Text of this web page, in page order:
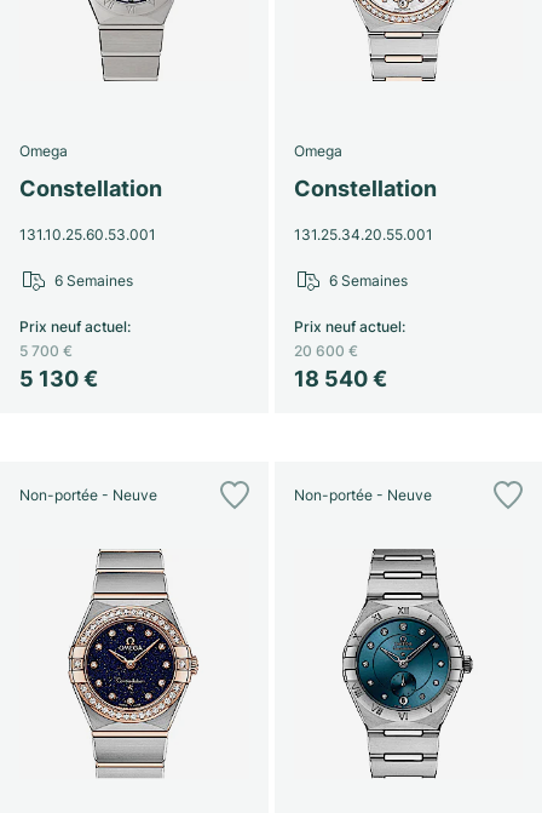
Omega
Constellation
131.10.25.60.53.001
5 130 €
Prix neuf actuel:
5 700 €
6 Semaines
Omega
Constellation
131.25.34.20.55.001
18 540 €
Prix neuf actuel:
20 600 €
6 Semaines
Non-portée - Neuve Non-portée - Neuve